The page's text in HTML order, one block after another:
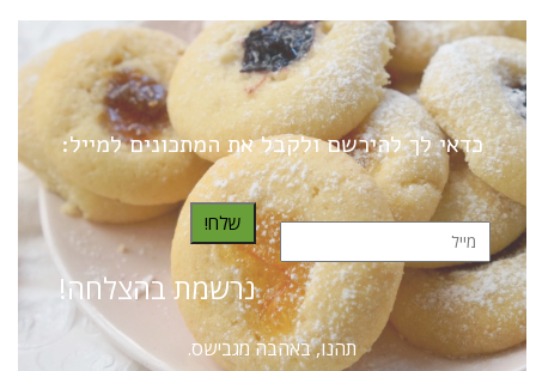
כדאי לך להירשם ולקבל את המתכונים למייל:
שלח!
נרשמת בהצלחה!
תהנו, באהבה מגבישס.